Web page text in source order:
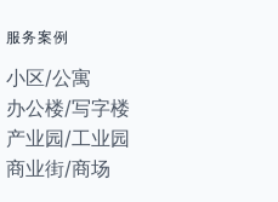
服务案例
小区/公寓
办公楼/写字楼
产业园/工业园
商业街/商场